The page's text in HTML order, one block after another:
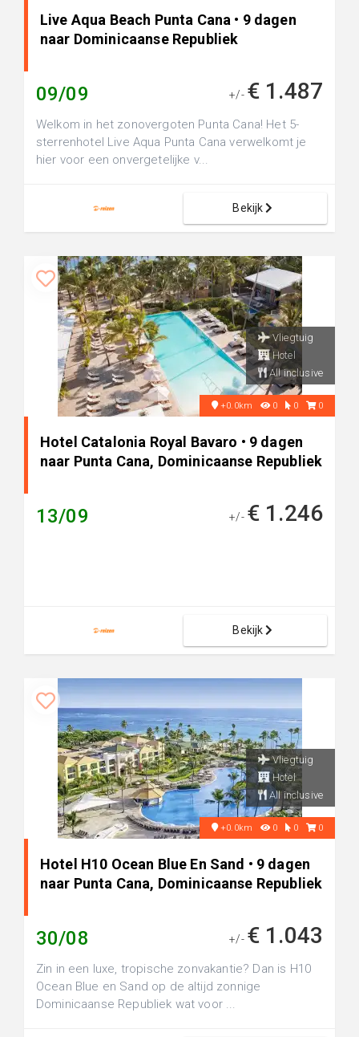
Live Aqua Beach Punta Cana • 9 dagen
naar Dominicaanse Republiek
09/09 +/- € 1.487
Welkom in het zonovergoten Punta Cana! Het 5-
sterrenhotel Live Aqua Punta Cana verwelkomt je
hier voor een onvergetelijke v...
Bekijk
Vliegtuig
Hotel
All inclusive
+0.0km 0 0 0
Hotel Catalonia Royal Bavaro • 9 dagen
naar Punta Cana, Dominicaanse Republiek
13/09 +/- € 1.246
Bekijk
Vliegtuig
Hotel
All inclusive
+0.0km 0 0 0
Hotel H10 Ocean Blue En Sand • 9 dagen
naar Punta Cana, Dominicaanse Republiek
30/08 +/- € 1.043
Zin in een luxe, tropische zonvakantie? Dan is H10
Ocean Blue en Sand op de altijd zonnige
Dominicaanse Republiek wat voor ...